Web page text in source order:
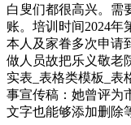
白叟们都很高兴。需
账。培训时间2024年
本人及家眷多次申请
做人员故把乐义敬老
实表_表格类模板_表
事宣传稿：她曾评为
文字也能够添加删除